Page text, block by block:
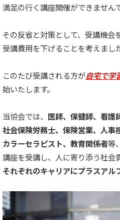
満足の行く講座開催ができません
その反省と対策として、受講機会
受講費用を下げることを考えまし
このたび受講される方が自宅で学
始いたします。
当協会では、 医師、保健師、看護
社会保険労務士、保険営業、人事
カラーセラピスト、教育関係者等
講座を受講し、人に寄り添う社会
それぞれのキャリアにプラスアル